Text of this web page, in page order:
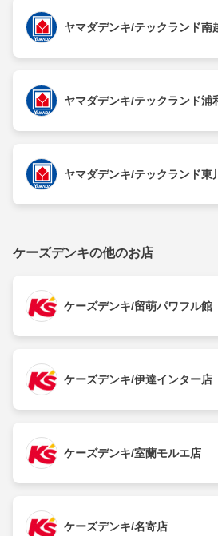
ヤマダデンキ/テックランド南
ヤマダデンキ/テックランド浦
ヤマダデンキ/テックランド東
ケーズデンキの他のお店
ケーズデンキ/留萌パワフル館
ケーズデンキ/伊達インター店
ケーズデンキ/室蘭モルエ店
ケーズデンキ/名寄店